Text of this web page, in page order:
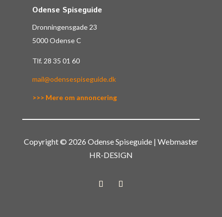
Odense Spiseguide
Dronningensgade 23
5000 Odense C
Tlf. 28 35 01 60
mail@odensespiseguide.dk
>>> Mere om annoncering
Copyright © 2026 Odense Spiseguide | Webmaster
HR-DESIGN